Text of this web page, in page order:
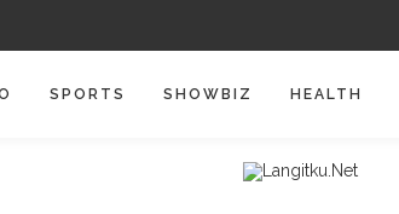
SPORTS SHOWBIZ HEALTH